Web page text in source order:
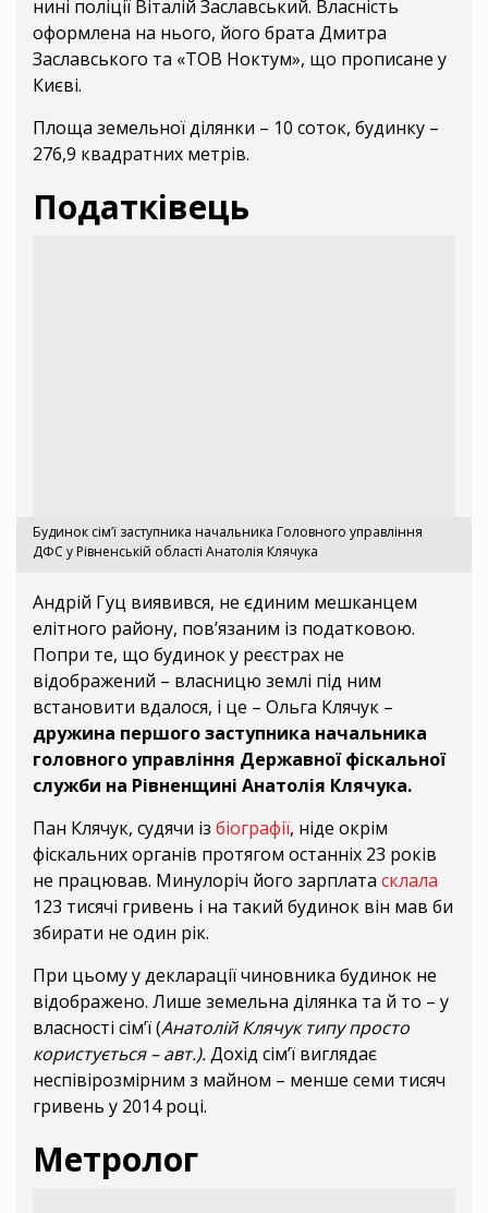
нині поліції Віталій Заславський. Власність
оформлена на нього, його брата Дмитра
Заславського та «ТОВ Ноктум», що прописане у
Києві.
Площа земельної ділянки – 10 соток, будинку –
276,9 квадратних метрів.
Податківець
Будинок сім’ї заступника начальника Головного управління
ДФС у Рівненській області Анатолія Клячука
Андрій Гуц виявився, не єдиним мешканцем
елітного району, пов’язаним із податковою.
Попри те, що будинок у реєстрах не
відображений – власницю землі під ним
встановити вдалося, і це – Ольга Клячук –
дружина першого заступника начальника
головного управління Державної фіскальної
служби на Рівненщині Анатолія Клячука.
Пан Клячук, судячи із біографії, ніде окрім
фіскальних органів протягом останніх 23 років
не працював. Минулоріч його зарплата склала
123 тисячі гривень і на такий будинок він мав би
збирати не один рік.
При цьому у декларації чиновника будинок не
відображено. Лише земельна ділянка та й то – у
власності сім’ї (Анатолій Клячук типу просто
користується – авт.).Дохід сім’ї виглядає
неспівірозмірним з майном – менше семи тисяч
гривень у 2014 році.
Метролог